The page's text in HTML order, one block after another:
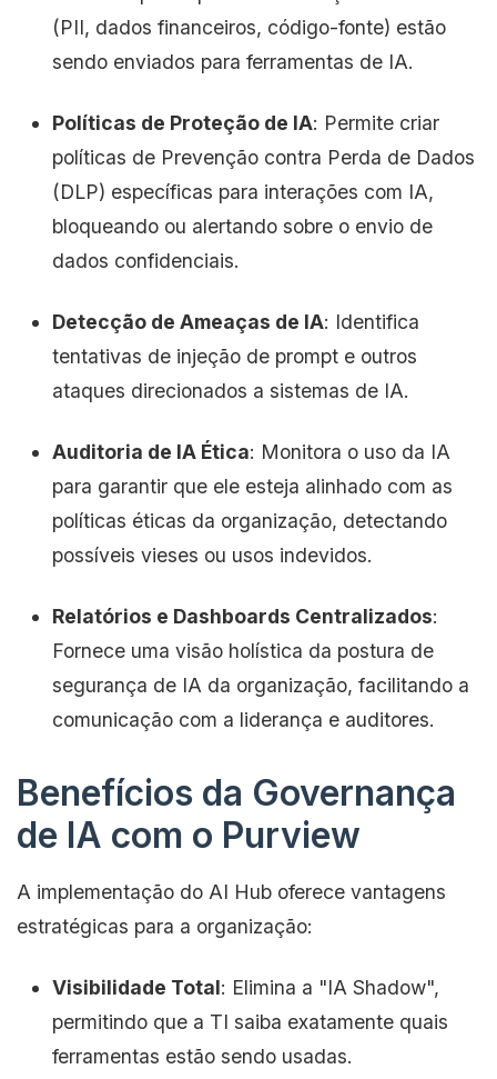
(PII, dados financeiros, código-fonte) estão
sendo enviados para ferramentas de IA.
Políticas de Proteção de IA: Permite criar
políticas de Prevenção contra Perda de Dados
(DLP) específicas para interações com IA,
bloqueando ou alertando sobre o envio de
dados confidenciais.
Detecção de Ameaças de IA: Identifica
tentativas de injeção de prompt e outros
ataques direcionados a sistemas de IA.
Auditoria de IA Ética: Monitora o uso da IA
para garantir que ele esteja alinhado com as
políticas éticas da organização, detectando
possíveis vieses ou usos indevidos.
Relatórios e Dashboards Centralizados:
Fornece uma visão holística da postura de
segurança de IA da organização, facilitando a
comunicação com a liderança e auditores.
Benefícios da Governança
de IA com o Purview
A implementação do AI Hub oferece vantagens
estratégicas para a organização:
Visibilidade Total: Elimina a "IA Shadow",
permitindo que a TI saiba exatamente quais
ferramentas estão sendo usadas.